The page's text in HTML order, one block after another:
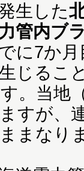
生した
管内ブ
に7か
じるこ
。当地
すが、
まなり